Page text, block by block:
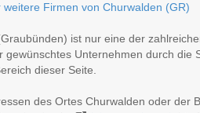
weitere Firmen von Churwalden (GR)
ist nur eine der
gewünschtes Unternehmen durch
dieser Seite.
des Ortes Churwalden oder der